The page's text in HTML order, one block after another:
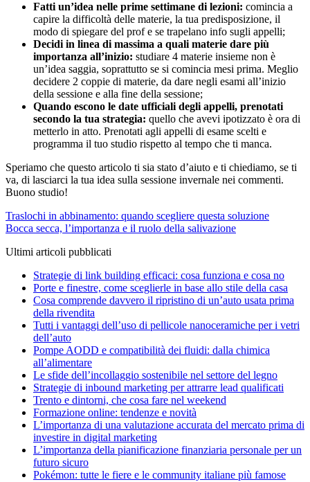
Fatti un’idea nelle prime settimane di lezioni: comincia a
capire la difficoltà delle materie, la tua predisposizione, il
modo di spiegare del prof e se trapelano info sugli appelli;
Decidi in linea di massima a quali materie dare più
importanza all’inizio: studiare 4 materie insieme non è
un’idea saggia, soprattutto se si comincia mesi prima. Meglio
decidere 2 coppie di materie, da dare negli esami all’inizio
della sessione e alla fine della sessione;
Quando escono le date ufficiali degli appelli, prenotati
secondo la tua strategia: quello che avevi ipotizzato è ora di
metterlo in atto. Prenotati agli appelli di esame scelti e
programma il tuo studio rispetto al tempo che ti manca.
Speriamo che questo articolo ti sia stato d’aiuto e ti chiediamo, se ti
va, di lasciarci la tua idea sulla sessione invernale nei commenti.
Buono studio!
Navigazione
articoli
Traslochi in abbinamento: quando scegliere questa soluzione
Bocca secca, l’importanza e il ruolo della salivazione
Ultimi articoli pubblicati
Strategie di link building efficaci: cosa funziona e cosa no
Porte e finestre, come sceglierle in base allo stile della casa
Cosa comprende davvero il ripristino di un’auto usata prima
della rivendita
Tutti i vantaggi dell’uso di pellicole nanoceramiche per i vetri
dell’auto
Pompe AODD e compatibilità dei fluidi: dalla chimica
all’alimentare
Le sfide dell’incollaggio sostenibile nel settore del legno
Strategie di inbound marketing per attrarre lead qualificati
Trento e dintorni, che cosa fare nel weekend
Formazione online: tendenze e novità
L’importanza di una valutazione accurata del mercato prima di
investire in digital marketing
L’importanza della pianificazione finanziaria personale per un
futuro sicuro
Pokémon: tutte le fiere e le community italiane più famose